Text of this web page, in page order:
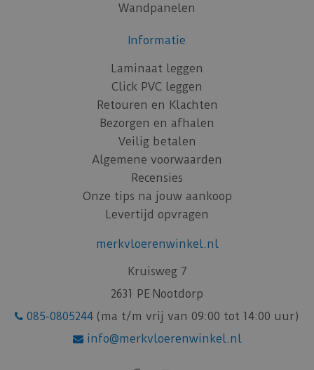
Wandpanelen
Informatie
Laminaat leggen
Click PVC leggen
Retouren en Klachten
Bezorgen en afhalen
Veilig betalen
Algemene voorwaarden
Recensies
Onze tips na jouw aankoop
Levertijd opvragen
merkvloerenwinkel.nl
Kruisweg 7
2631 PE Nootdorp
085-0805244 (ma t/m vrij van 09:00 tot 14:00 uur)
info@merkvloerenwinkel.nl